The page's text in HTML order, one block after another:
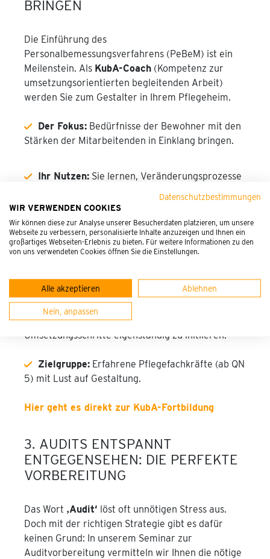
Datenschutzbestimmungen
WIR VERWENDEN COOKIES
Wir können diese zur Analyse unserer Besucherdaten platzieren, um unsere
Webseite zu verbessern, personalisierte Inhalte anzuzeigen und Ihnen ein
großartiges Webseiten-Erlebnis zu bieten. Für weitere Informationen zu den
von uns verwendeten Cookies öffnen Sie die Einstellungen.
Alle akzeptieren Ablehnen
Nein, anpassen
BRINGEN
Die Einführung des
Personalbemessungsverfahrens (PeBeM) ist ein
Meilenstein. Als KubA-Coach (Kompetenz zur
umsetzungsorientierten begleitenden Arbeit)
werden Sie zum Gestalter in Ihrem Pflegeheim.
Der Fokus: Bedürfnisse der Bewohner mit den
Stärken der Mitarbeitenden in Einklang bringen.
Ihr Nutzen: Sie lernen, Veränderungsprozesse
zu moderieren und Widerstände konstruktiv
aufzulösen.
Ziel der Fortbildung: Ihre Befähigung, die
KubA-Einführung in Ihrer Einrichtung nicht nur zu
dreitägigen Basisfortbildung – die auf dem
offiziellen Konzept des GKV-Spitzenverbands
basiert – lernen Sie, Veränderungsprozesse
souverän zu moderieren und erste
Umsetzungsschritte eigenständig zu initiieren.“
Zielgruppe: Erfahrene Pflegefachkräfte (ab QN
5) mit Lust auf Gestaltung.
Hier geht es direkt zur KubA-Fortbildung
3. AUDITS ENTSPANNT
ENTGEGENSEHEN: DIE PERFEKTE
VORBEREITUNG
Das Wort ‚Audit‘ löst oft unnötigen Stress aus.
Doch mit der richtigen Strategie gibt es dafür
keinen Grund: In unserem Seminar zur
Auditvorbereitung vermitteln wir Ihnen die nötige